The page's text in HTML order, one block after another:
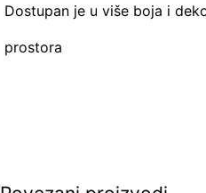
Dostupan je u više boja i
prostora